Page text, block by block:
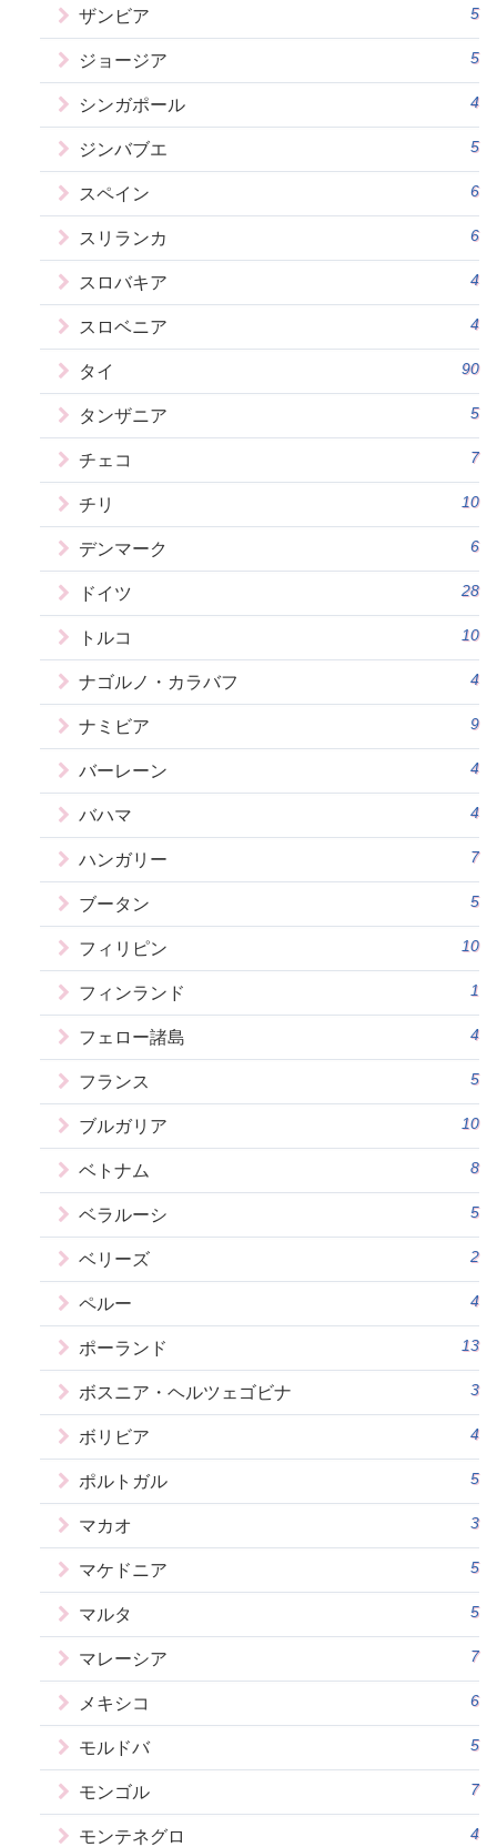
ザンビア 5
ジョージア 5
シンガポール 4
ジンバブエ 5
スペイン 6
スリランカ 6
スロバキア 4
スロベニア 4
タイ 90
タンザニア 5
チェコ 7
チリ 10
デンマーク 6
ドイツ 28
トルコ 10
ナゴルノ・カラバフ 4
ナミビア 9
バーレーン 4
バハマ 4
ハンガリー 7
ブータン 5
フィリピン 10
フィンランド 1
フェロー諸島 4
フランス 5
ブルガリア 10
ベトナム 8
ベラルーシ 5
ベリーズ 2
ペルー 4
ポーランド 13
ボスニア・ヘルツェゴビナ 3
ボリビア 4
ポルトガル 5
マカオ 3
マケドニア 5
マルタ 5
マレーシア 7
メキシコ 6
モルドバ 5
モンゴル 7
モンテネグロ 4